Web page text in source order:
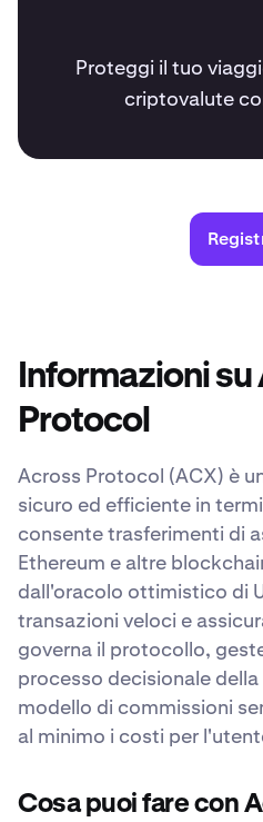
Proteggi il tuo
criptovalute
Informazioni
Protocol
Across Protocol (ACX) è
sicuro ed efficiente in
consente trasferimenti di
Ethereum e altre
dall'oracolo ottimistico di
transazioni veloci e
governa il protocollo,
processo decisionale
modello di commissioni
al minimo i costi per
Cosa puoi fare con